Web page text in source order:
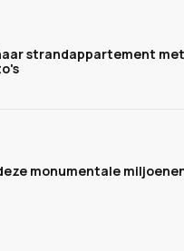
strandappartement
monumentale